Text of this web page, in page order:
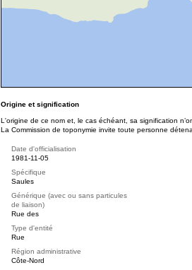
Origine et signification
L'origine de ce nom et, le cas échéant, sa signification
La Commission de toponymie invite toute personne
Date d'officialisation
1981-11-05
Spécifique
Saules
Générique (avec ou sans particules
de liaison)
Rue des
Type d'entité
Rue
Région administrative
Côte-Nord